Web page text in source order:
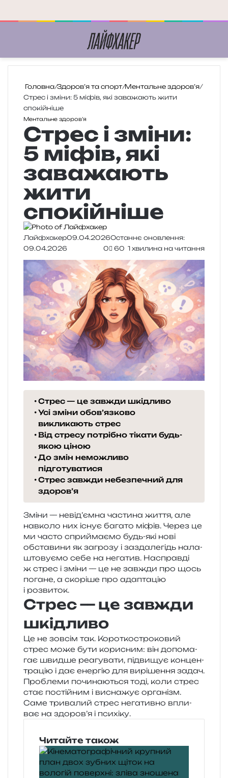
Головна/Здоров’я та спорт/Ментальне здоров’я/
Стрес і зміни: 5 міфів, які заважають жити
спокійніше
Ментальне здоров’я
Стрес і зміни:
5 міфів, які
заважають
жити
спокійніше
Лайфхакер09.04.2026Останнє оновлення:
09.04.2026
0 60 1 хвилина на читання
Стрес — це завжди шкідливо
Усі зміни обов’язково
викликають стрес
Від стресу потрібно тікати будь-
якою ціною
До змін неможливо
підготуватися
Стрес завжди небезпечний для
здоров’я
Зміни — невід’ємна части­на життя, але
нав­ко­ло них існує бага­то міфів. Через це
ми часто спри­йма­є­мо будь-які нові
обста­ви­ни як загро­зу і зазда­ле­гідь нала­
што­ву­є­мо себе на нега­тив. Насправді
ж стрес і зміни — це не зав­жди про щось
пога­не, а ско­рі­ше про ада­пта­цію
і розвиток.
Стрес — це завжди
шкідливо
Це не зов­сім так. Короткостроковий
стрес може бути кори­сним: він допо­ма­
гає швид­ше реа­гу­ва­ти, під­ви­щує кон­цен­
тра­цію і дає енер­гію для вирі­ше­н­ня задач.
Проблеми почи­на­ю­ться тоді, коли стрес
стає постій­ним і висна­жує орга­нізм.
Саме три­ва­лий стрес нега­тив­но впли­
ває на здоров’я і психіку.
Читайте також